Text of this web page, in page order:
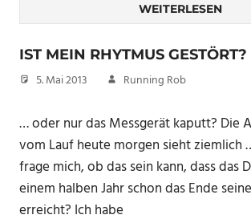
WEITERLESEN
IST MEIN RHYTMUS GESTÖRT?
5. Mai 2013 Running Rob
… oder nur das Messgerät kaputt? Die
vom Lauf heute morgen sieht ziemlich
frage mich, ob das sein kann, dass das
einem halben Jahr schon das Ende
erreicht? Ich habe